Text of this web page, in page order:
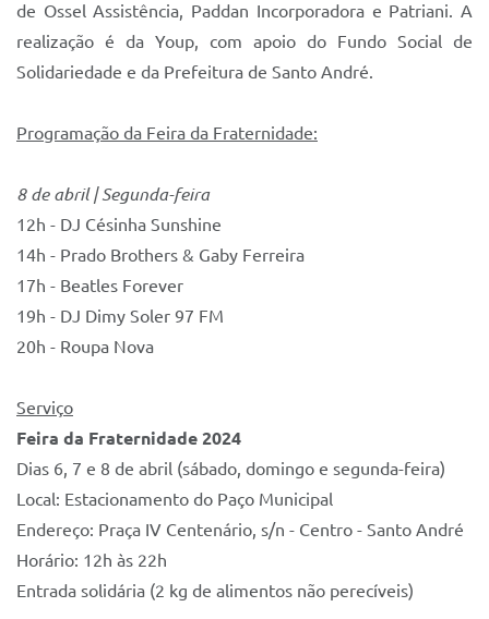
de Ossel Assistência, Paddan Incorporadora e Patriani. A
realização é da Youp, com apoio do Fundo Social de
Solidariedade e da Prefeitura de Santo André.
Programação da Feira da Fraternidade:
8 de abril | Segunda-feira
12h - DJ Césinha Sunshine
14h - Prado Brothers & Gaby Ferreira
17h - Beatles Forever
19h - DJ Dimy Soler 97 FM
20h - Roupa Nova
Serviço
Feira da Fraternidade 2024
Dias 6, 7 e 8 de abril (sábado, domingo e segunda-feira)
Local: Estacionamento do Paço Municipal
Endereço: Praça IV Centenário, s/n - Centro - Santo André
Horário: 12h às 22h
Entrada solidária (2 kg de alimentos não perecíveis)